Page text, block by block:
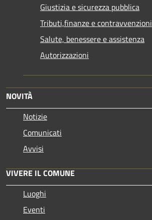
Giustizia e sicurezza pubblica
Tributi,finanze e contravvenzioni
Salute, benessere e assistenza
Autorizzazioni
NOVITÀ
Notizie
Comunicati
Avvisi
VIVERE IL COMUNE
Luoghi
Eventi